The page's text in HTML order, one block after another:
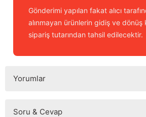
Gönderimi yapılan fakat alıcı
alınmayan ürünlerin gidiş ve
sipariş tutarından tahsil edilecektir.
Yorumlar
Soru & Cevap